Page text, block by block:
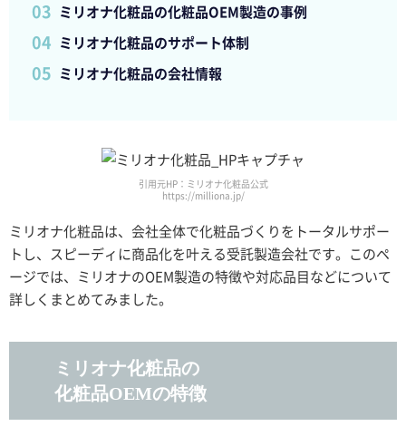
ミリオナ化粧品の化粧品OEM製造の事例
ミリオナ化粧品のサポート体制
ミリオナ化粧品の会社情報
引用元HP：ミリオナ化粧品公式
https://milliona.jp/
ミリオナ化粧品は、会社全体で化粧品づくりをトータルサポー
トし、スピーディに商品化を叶える受託製造会社です。このペ
ージでは、ミリオナのOEM製造の特徴や対応品目などについて
詳しくまとめてみました。
ミリオナ化粧品の
化粧品OEMの特徴